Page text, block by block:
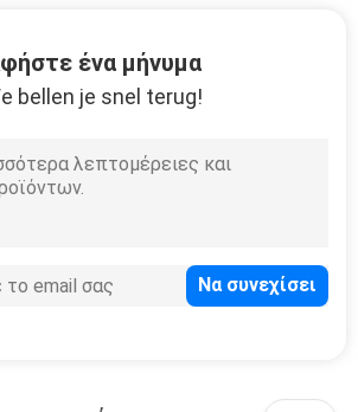
ένα μήνυμα
bellen je snel terug!